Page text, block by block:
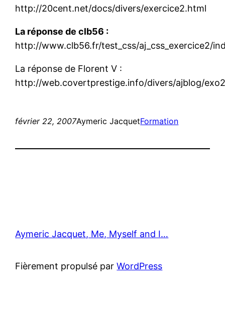
http://20cent.net/docs/divers/exercice2.html
La réponse de clb56 :
http://www.clb56.fr/test_css/aj_css_exercice2/
La réponse de Florent V :
http://web.covertprestige.info/divers/ajblog/
février 22, 2007Aymeric JacquetFormation
Aymeric Jacquet, Me, Myself and I…
Fièrement propulsé parWordPress